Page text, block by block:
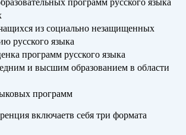
из социально незащищенных
русского языка
программ русского языка
и высшим образованием в области
программ
включаетв себя три формата